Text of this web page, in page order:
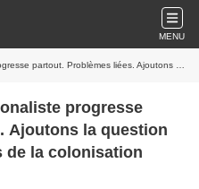
MENU
Ajoutons la question féminine et les séquelles de la colonisation
progresse
Ajoutons la question
de la colonisation